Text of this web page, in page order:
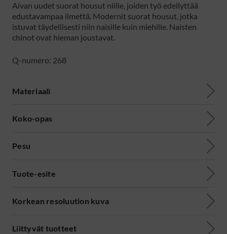
Aivan uudet suorat housut niille, joiden työ edellyttää
edustavampaa ilmettä. Modernit suorat housut, jotka
istuvat täydellisesti niin naisille kuin miehille. Naisten
chinot ovat hieman joustavat.
Q-numero: 268
Materiaali
Koko-opas
Pesu
Tuote-esite
Korkean resoluution kuva
Liittyvät tuotteet